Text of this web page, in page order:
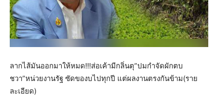
ลากไส้มันออกมาให้หมด!!!ส่อเค้ามีกลิ่นตุ”ปมกำจัดผักตบ
ชวา”หน่วยงานรัฐ ซัดของบไปทุกปี แต่ผลงานตรงกันข้าม(ราย
ละเอียด)